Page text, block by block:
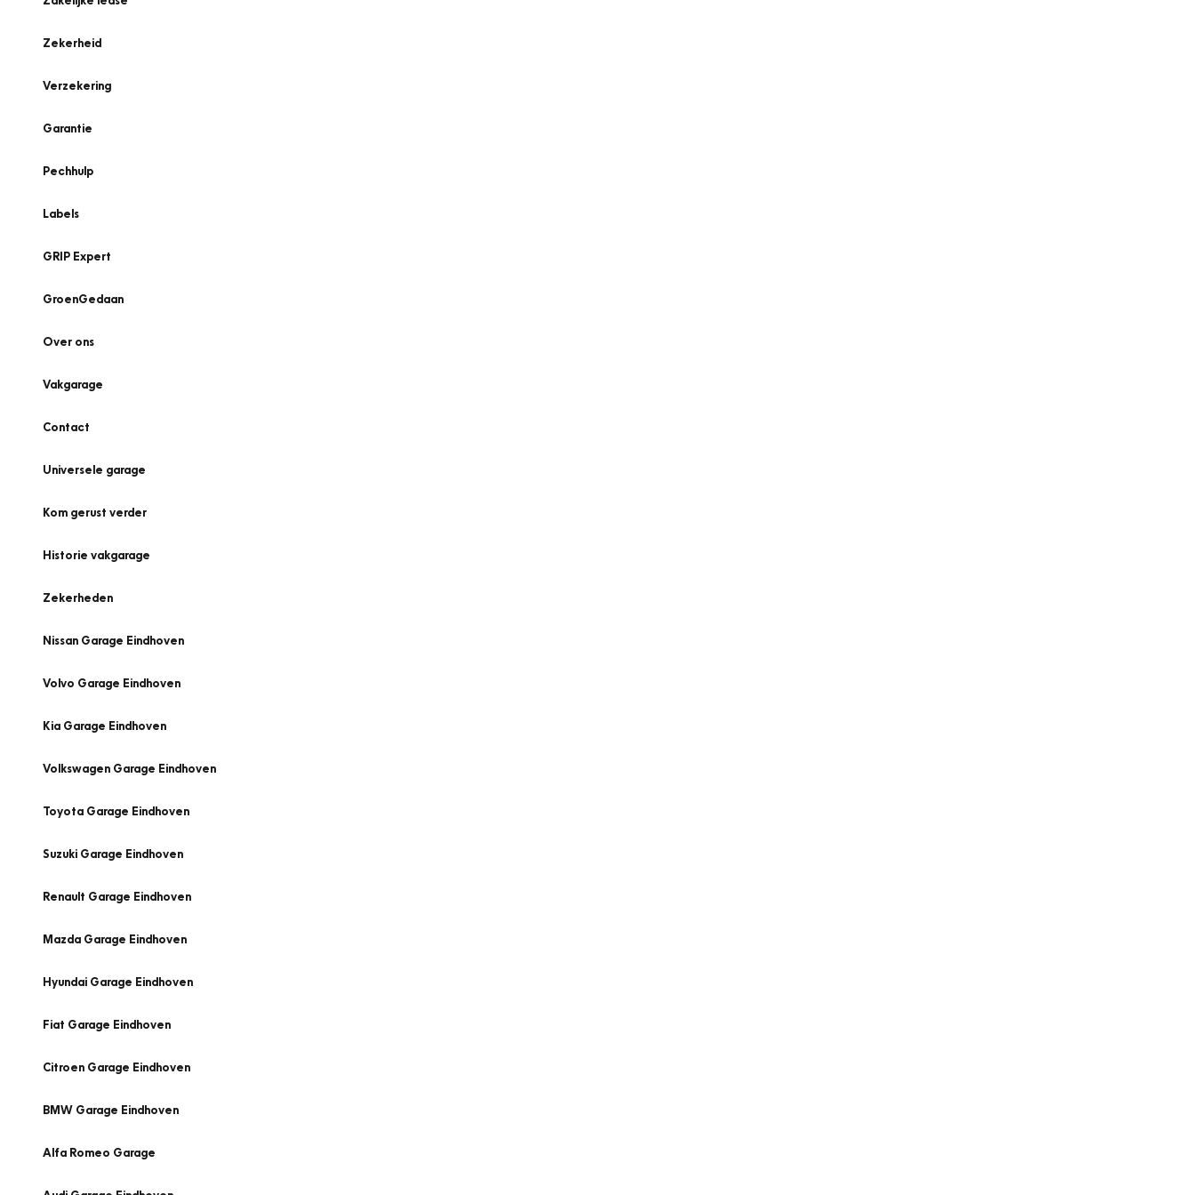
Zekerheid
Verzekering
Garantie
Pechhulp
Labels
GRIP Expert
GroenGedaan
Over ons
Vakgarage
Contact
Universele garage
Kom gerust verder
Historie vakgarage
Zekerheden
Nissan Garage Eindhoven
Volvo Garage Eindhoven
Kia Garage Eindhoven
Volkswagen Garage Eindhoven
Toyota Garage Eindhoven
Suzuki Garage Eindhoven
Renault Garage Eindhoven
Mazda Garage Eindhoven
Hyundai Garage Eindhoven
Fiat Garage Eindhoven
Citroen Garage Eindhoven
BMW Garage Eindhoven
Alfa Romeo Garage